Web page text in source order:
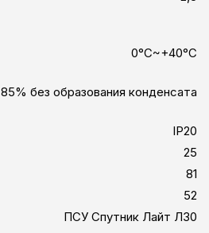
0°C~+40°C
85% без образования конденсата
IP20
25
81
52
ПСУ Спутник Лайт Л30